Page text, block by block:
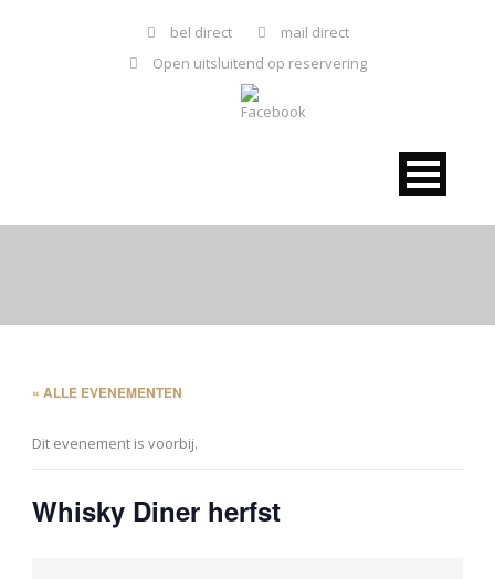
bel direct
mail direct
Open uitsluitend op reservering
« ALLE EVENEMENTEN
Dit evenement is voorbij.
Whisky Diner herfst